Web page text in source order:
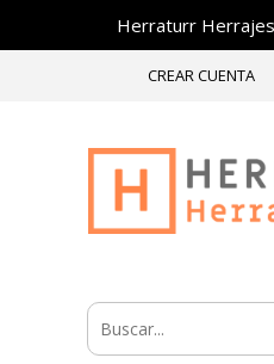
Herraturr
CREAR CUENTA